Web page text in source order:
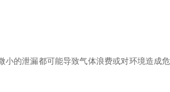
泄漏都可能导致气体浪费或对环境造成